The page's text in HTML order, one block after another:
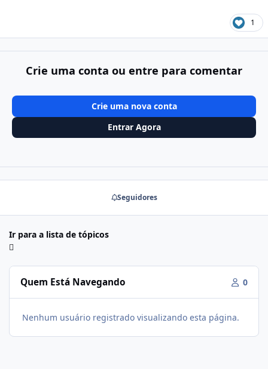
1
Crie uma conta ou entre para comentar
Crie uma nova conta
Entrar Agora
Seguidores
Ir para a lista de tópicos
Quem Está Navegando 0
Nenhum usuário registrado visualizando esta página.